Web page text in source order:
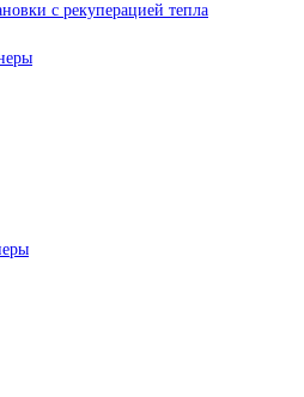
с рекуперацией тепла